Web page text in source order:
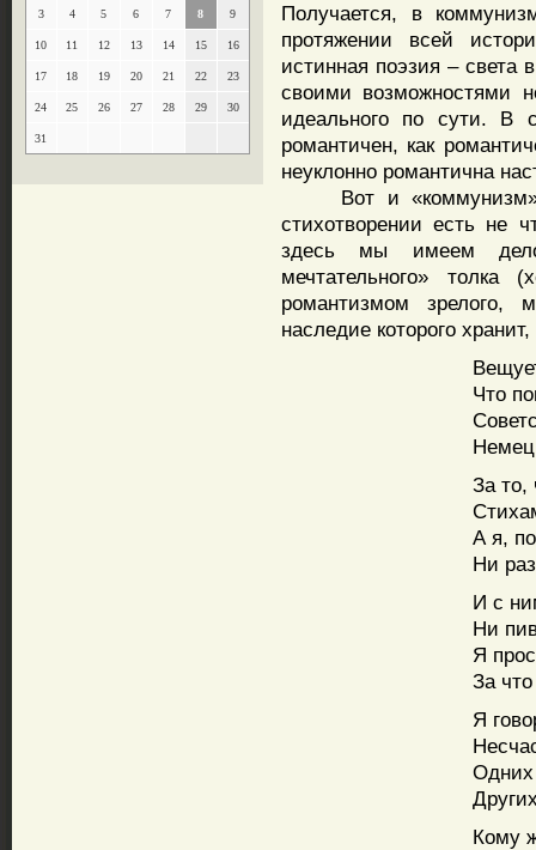
3 4 5 6 7 8 9
10 11 12 13 14 15 16
17 18 19 20 21 22 23
24 25 26 27 28 29 30
31
Получается, в
протяжении всей
истинная поэзия – света
своими возможностями
идеального по сути. В
романтичен, как
неуклонно романтична
Вот и «коммунизм»
стихотворении есть не
здесь мы имеем
мечтательного»
романтизмом зрелого,
наследие которого
Что
За то,
А я,
Ни
И с
Ни
Я
За
Я
Кому